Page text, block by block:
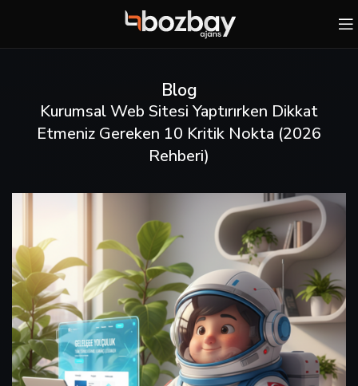
Blog
Kurumsal Web Sitesi Yaptırırken Dikkat
Etmeniz Gereken 10 Kritik Nokta (2026
Rehberi)